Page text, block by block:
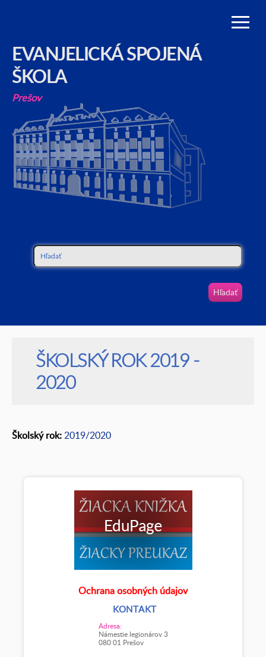
EVANJELICKÁ SPOJENÁ
ŠKOLA
Prešov
Ochrana osobných údajov
KONTAKT
Adresa:
Námestie legionárov 3
080 01 Prešov
ŠKOLSKÝ ROK 2019 -
2020
Školský rok:2019/2020